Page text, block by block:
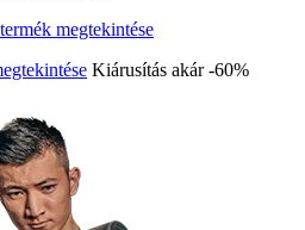
Kiárusítás akár -60%